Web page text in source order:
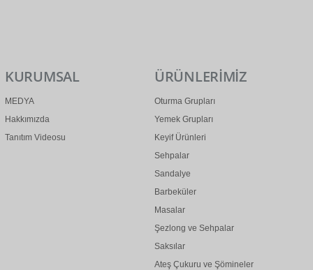
KURUMSAL
MEDYA
Hakkımızda
Tanıtım Videosu
ÜRÜNLERİMİZ
Oturma Grupları
Yemek Grupları
Keyif Ürünleri
Sehpalar
Sandalye
Barbeküler
Masalar
Şezlong ve Sehpalar
Saksılar
Ateş Çukuru ve Şömineler